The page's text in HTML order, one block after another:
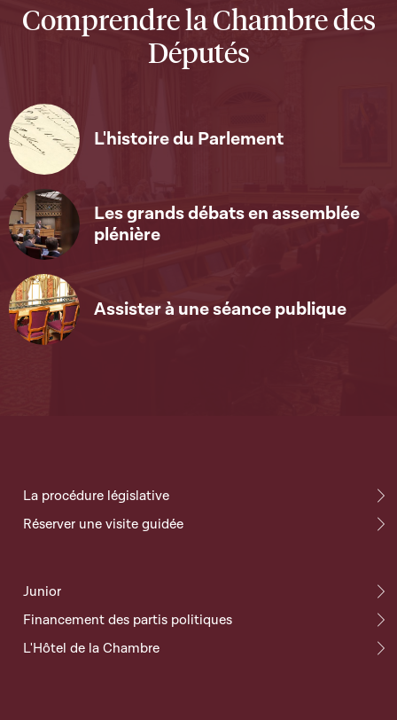
Comprendre la Chambre des
Députés
L'histoire du Parlement
Les grands débats en assemblée
plénière
Assister à une séance publique
La procédure législative
Réserver une visite guidée
Junior
Financement des partis politiques
L'Hôtel de la Chambre